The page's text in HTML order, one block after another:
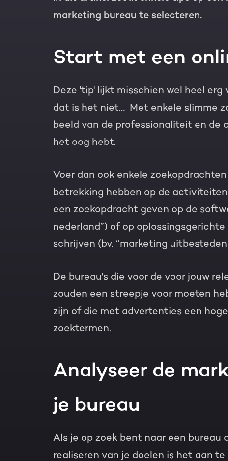
marketing bureau te selecteren.
Start met een
Deze 'tip' lijkt misschien wel heel erg
dat is het niet… Met enkele slimme
beeld van de professionaliteit en de
het oog hebt.
Voer dan ook enkele
betrekking hebben op de
een zoekopdracht geven op de
nederland”) of op
schrijven (bv. “marketing
De bureau's die voor de voor jouw
zouden een streepje voor moeten
zijn of die met advertenties een
zoektermen.
Analyseer de
je bureau
Als je op zoek bent naar een
realiseren van je doelen is het aan